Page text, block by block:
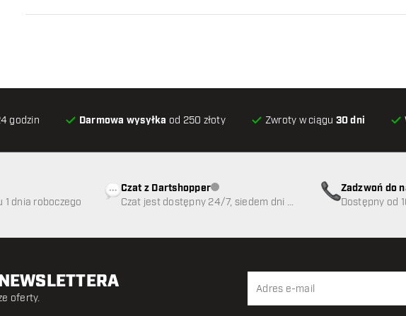
godzin Darmowa wysyłka od 250 złoty Zwroty w ciągu 30 dni
1 dnia roboczego
Czat z DartshopperObsługa klienta niedostępna
Czat jest dostępny 24/7, siedem dni w
Zadzwoń do
89
Dostępny od
oferty.